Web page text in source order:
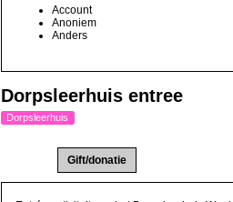
Account
Anoniem
Anders
Dorpsleerhuis entree
Dorpsleerhuis